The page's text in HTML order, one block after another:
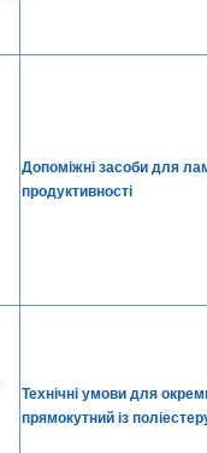
Допоміжні засоби для
продуктивності
Технічні умови для
прямокутний із